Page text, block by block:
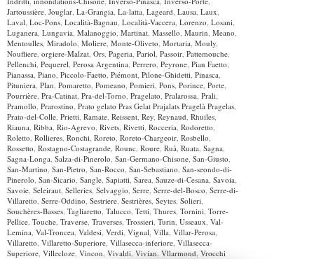
Jartoussière, Jouglar, La-Grangia, La-latta, Lageard, Lausa, Laux,
Laval, Loc-Pons, Località-Bagnau, Località-Vaccera, Lorenzo, Losani,
Luganera, Lungavia, Malanoggio, Martinat, Massello, Maurin, Meano,
Mentoulles, Miradolo, Moliere, Monte-Oliveto, Mortaria, Mouly,
Noufliere, orgiere-Malzat, Ors, Pageria, Pariol, Passoir, Pattemouche,
Pellenchi, Pequerel, Perosa Argentina, Perrero, Peyrone, Pian Faetto,
Pianassa, Piano, Piccolo-Faetto, Piémont, Pilone-Ghidetti, Pinasca,
Pituniera, Plan, Pomaretto, Pomeano, Pomieri, Pons, Porince, Porte,
Pourrière, Pra-Catinat, Pra-del-Torno, Pragelato, Pralarossa, Prali,
Pramollo, Prarostino, Prato gelato Pras Gelat Prajalats Pragelà Pragelas,
Prato-del-Colle, Prietti, Ramate, Reissent, Rey, Reynaud, Rhuiles,
Riauna, Ribba, Rio-Agrevo, Rivets, Rivetti, Rocceria, Rodoretto,
Roletto, Rollieres, Ronchi, Roreto, Roreto-Chargeoir, Rosbello,
Rossetto, Rostagno-Costagrande, Rounc, Roure, Ruà, Ruata, Sagna,
Sagna-Longa, Salza-di-Pinerolo, San-Germano-Chisone, San-Giusto,
San-Martino, San-Pietro, San-Rocco, San-Sebastiano, San-seondo-di-
Pinerolo, San-Sicario, Sangle, Sapiatti, Sarea, Sauze-di-Cesana, Savoia,
Savoie, Seleiraut, Selleries, Selvaggio, Serre, Serre-del-Bosco, Serre-di-
Villaretto, Serre-Oddino, Sestriere, Sestrières, Seytes, Solieri,
Souchères-Basses, Tagliaretto, Talucco, Tetti, Thures, Tornini, Torre-
Pellice, Touche, Traverse, Traverses, Trossieri, Turin, Usseaux, Val-
Lemina, Val-Troncea, Valdesi, Verdi, Vignal, Villa, Villar-Perosa,
Villaretto, Villaretto-Superiore, Villasecca-inferiore, Villasecca-
Superiore, Villecloze, Vincon, Vivaldi, Vivian, Vllarmond, Vrocchi